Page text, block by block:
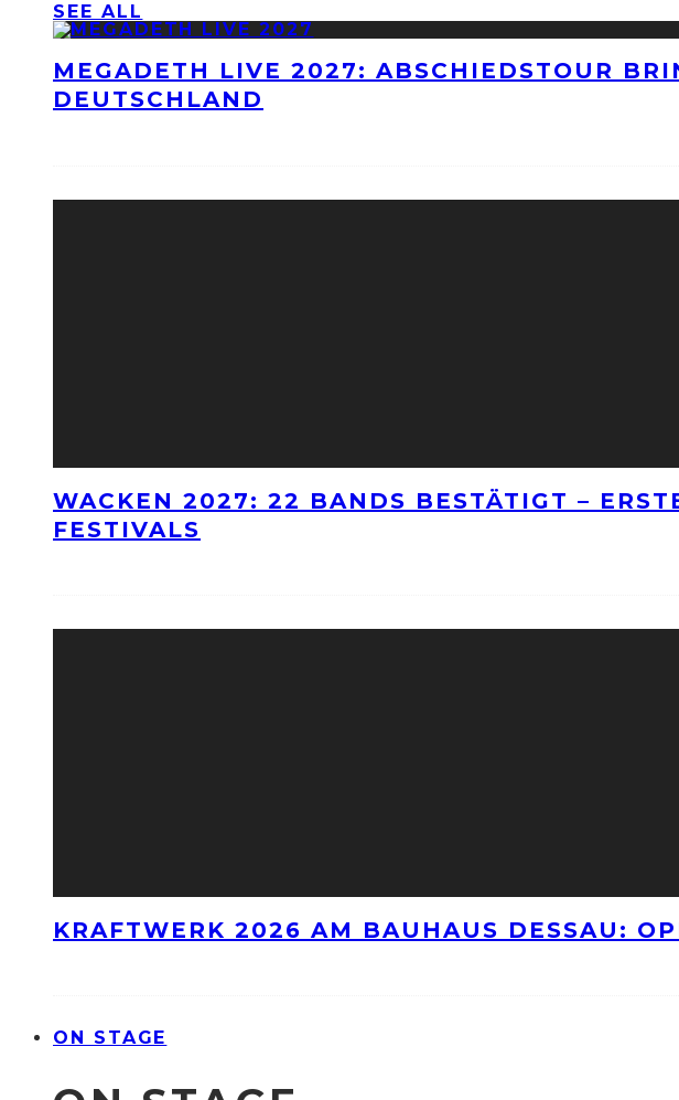
SEE ALL
MEGADETH LIVE 2027: ABSCHIEDSTOUR
DEUTSCHLAND
WACKEN 2027: 22 BANDS BESTÄTIGT –
FESTIVALS
KRAFTWERK 2026 AM BAUHAUS DESSAU:
ON STAGE